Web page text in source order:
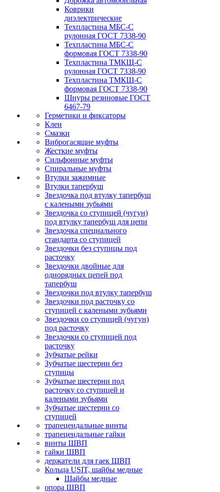
Коврики
диэлектрические
Техпластина МБС-С
рулонная ГОСТ 7338-90
Техпластина МБС-С
формовая ГОСТ 7338-90
Техпластина ТМКЩ-С
рулонная ГОСТ 7338-90
Техпластина ТМКЩ-С
формовая ГОСТ 7338-90
Шнуры резиновые ГОСТ
6467-79
Герметики и фиксаторы
Клеи
Смазки
Виброгасящие муфты
Жесткие муфты
Сильфонные муфты
Спиральные муфты
Втулки зажимные
Втулки тапербуш
Звездочка под втулку тапербуш
c калеными зубьями
Звездочка со ступицей (чугун)
под втулку тапербуш для цепи
Звездочка специального
стандарта со ступицей
Звездочки без ступицы под
расточку
Звездочки двойные для
однорядных цепей под
тапербуш
Звездочки под втулку тапербуш
Звездочки под расточку со
ступицей с калеными зубьями
Звездочки со ступицей (чугун)
под расточку
Звездочки со ступицей под
расточку
Зубчатые рейки
Зубчатые шестерни без
ступицы
Зубчатые шестерни под
расточку со ступицей и
калеными зубьями
Зубчатые шестерни со
ступицей
трапецеидальные винты
трапецеидальные гайки
винты ШВП
гайки ШВП
держатели для гаек ШВП
Кольца USIT, шайбы медные
Шайбы медные
опора ШВП